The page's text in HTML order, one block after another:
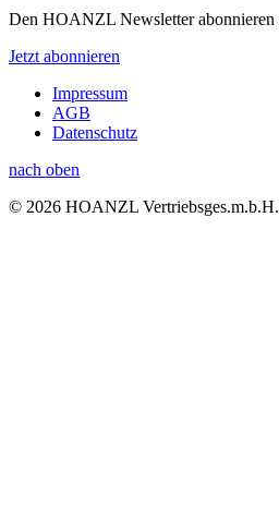
Den HOANZL Newsletter abonnieren
Jetzt abonnieren
Impressum
AGB
Datenschutz
nach oben
© 2026 HOANZL Vertriebsges.m.b.H.